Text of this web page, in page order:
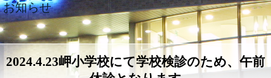
お知らせ
2024.4.23岬小学校にて学校検診のため、午前